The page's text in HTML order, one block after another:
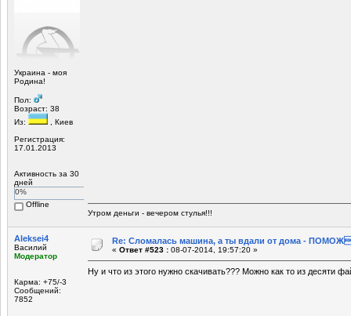
Украина - моя
Родина!
Пол:
Возраст: 38
Из:
, Киев
Регистрация:
17.01.2013
Активность за 30
дней
0%
Offline
Утром деньги - вечером стулья!!!
Aleksei4
Василий
Модератор
Карма: +75/-3
Сообщений:
7852
Re: Сломалась машина, а ты вдали от дома -
« Ответ #523 : 08-07-2014, 19:57:20 »
Ну и что из этого нужно скачивать??? Можно как то из десяти